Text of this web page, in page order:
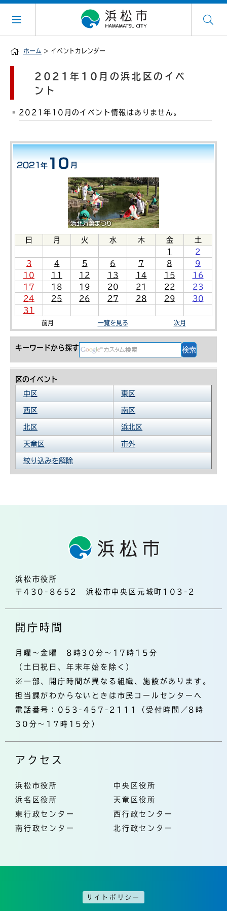
ホーム > イベントカレンダー
日 月 火 水 木 金
土
1
2
3
4 5 6 7 8
9
10
11 12 13 14 15
16
17
18 19 20 21 22
23
24
25 26 27 28 29
30
31
前月 一覧を見る 次月
キーワードから探す
区のイベント
中区
東区
西区 南区
北区 浜北区
天竜区 市外
絞り込みを解除
2021年10月の浜北区のイベ
ント
2021年10月のイベント情報はありません。
浜松市役所
〒430-8652 浜松市中央区元城町103-2
開庁時間
月曜～金曜 8時30分～17時15分
（土日祝日、年末年始を除く）
※一部、開庁時間が異なる組織、施設があります。
担当課がわからないときは市民コールセンターへ
電話番号：053-457-2111（受付時間／8時
30分～17時15分）
アクセス
浜松市役所
中央区役所
浜名区役所
天竜区役所
東行政センター
西行政センター
南行政センター
北行政センター
サイトポリシー